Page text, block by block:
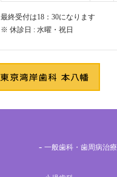
最終受付は18：30になります
※ 休診日 : 水曜・祝日
一般歯科・歯周病治療